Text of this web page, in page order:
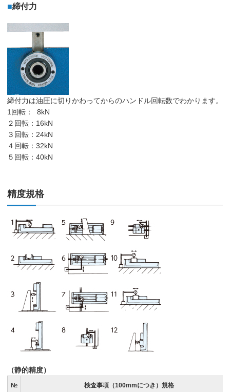
■締付力
締付力は油圧に切りかわってからのハンドル回転数でわかります。
1回転： 8kN
２回転：16kN
３回転：24kN
４回転：32kN
５回転：40kN
精度規格
（静的精度）
№ 検査事項（100mmにつき）規格